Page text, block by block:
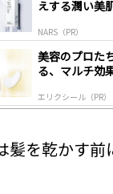
えする潤い美
NARS（PR）
美容のプロた
る、マルチ効
エリクシール（PR）
髪を乾かす前